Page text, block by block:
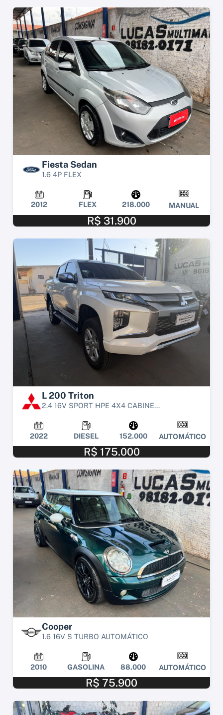
Fiesta Sedan
1.6 4P FLEX
2012 FLEX 218.000 MANUAL
R$ 31.900
L 200 Triton
2.4 16V SPORT HPE 4X4 CABINE...
2022 DIESEL 152.000 AUTOMÁTICO
R$ 175.000
Cooper
1.6 16V S TURBO AUTOMÁTICO
2010 GASOLINA 88.000 AUTOMÁTICO
R$ 75.900